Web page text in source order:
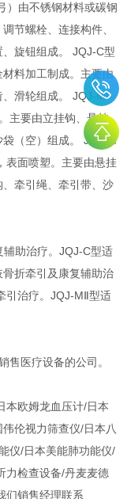
）由不锈钢材料或碳钢
节螺栓、连接构件、
旋钮组成。 JQJ-C型
料加工制成。主要由
滑轮组成。 JQJ-MⅠ
主要由立挂钩、悬挂
（空）组成。 JQJ-M
表面喷塑。主要由悬挂
牵引绳、牵引带、沙
助治疗。JQJ-C型适
折牵引及康复辅助治
引治疗。JQJ-MⅡ型适
售医疗设备的公司。
本欧姆龙血压计/日本
伦视力筛查仪/日本八
仪/日本美能肺功能仪/
力检查设备/丹麦麦德
们销售经理联系